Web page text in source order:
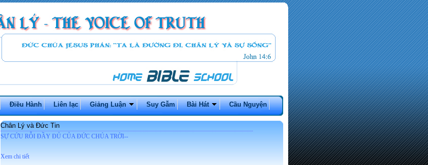
Điều Hành Liên lạc Giảng Luận Suy Gẫm Bài Hát Cầu Nguyện
Chân Lý và Đức Tin
SỰ CỨU RỖI ĐẦY ĐỦ CỦA ĐỨC CHÚA TRỜI--
Xem chi tiết